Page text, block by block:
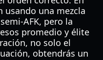
usando una mezcla
AFK, pero la
promedio y élite
no solo el
obtendrás un